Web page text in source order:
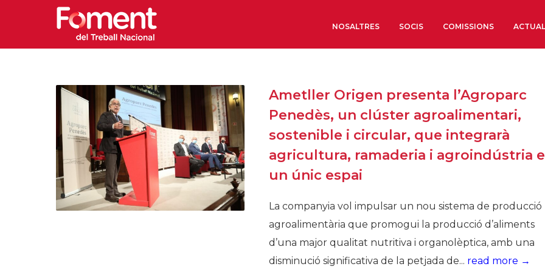
NOSALTRES
Òrgans de Govern
Òrgans Consultius
Estructura Executiva
Institut d’Estudis
Organitzacions
Organitzacions
Coneix més
SOCIS COMISSIONS
Ametller Origen presenta l’Agroparc
Penedès, un clúster agroalimentari,
sostenible i circular, que integrarà
agricultura, ramaderia i agroindústria
un únic espai
La companyia vol impulsar un nou sistema de producció
agroalimentària que promogui la producció d’aliments
d’una major qualitat nutritiva i organolèptica, amb una
disminució significativa de la petjada de... read more →